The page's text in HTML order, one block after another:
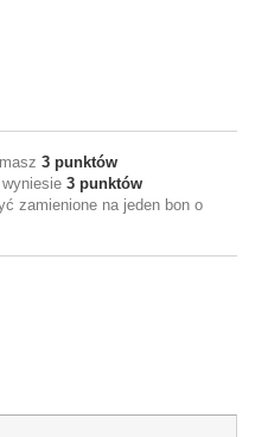
3 punktów
3 punktów
zamienione na jeden bon o